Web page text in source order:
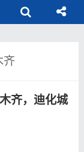
齐
齐，迪化城